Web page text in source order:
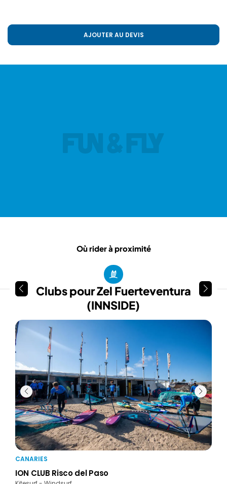
AJOUTER AU DEVIS
Où rider à proximité
Clubs pour Zel Fuerteventura
(INNSIDE)
CANARIES
ION CLUB Risco del Paso